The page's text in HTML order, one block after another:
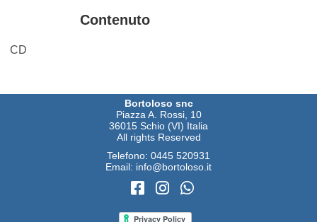
Contenuto
CD
Bortoloso snc
Piazza A. Rossi, 10
36015 Schio (VI) Italia
All rights Reserved
Telefono: 0445 520931
Email: info@bortoloso.it